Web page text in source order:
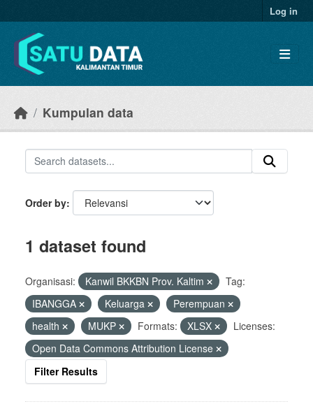
Log in
Kumpulan data
Order by
1 dataset found
Organisasi: Kanwil BKKBN Prov. Kaltim
Tag:
IBANGGA
Keluarga
Perempuan
health
MUKP Formats: XLSX
Licenses:
Open Data Commons Attribution License
Filter Results